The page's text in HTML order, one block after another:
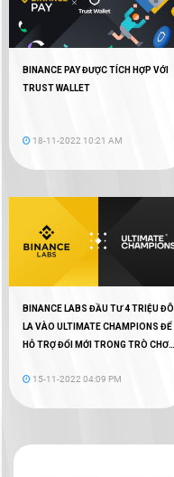
BINANCE PAY ĐƯỢC TÍCH HỢP VỚI
TRUST WALLET
18-11-2022 10:21 AM
BINANCE LABS ĐẦU TƯ 4 TRIỆU ĐÔ
LA VÀO ULTIMATE CHAMPIONS ĐỂ
HỖ TRỢ ĐỔI MỚI TRONG TRÒ CHƠI
15-11-2022 04:09 PM